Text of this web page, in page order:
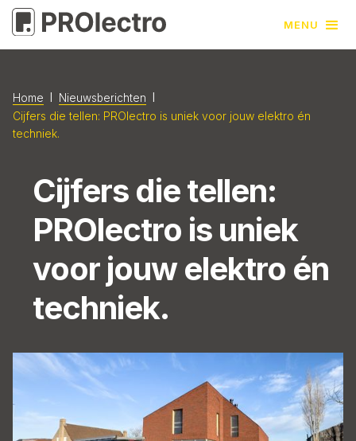
MENU
Home l Nieuwsberichten l
Cijfers die tellen: PROlectro is uniek voor jouw elektro én
techniek.
Cijfers die tellen:
PROlectro is uniek
voor jouw elektro én
techniek.